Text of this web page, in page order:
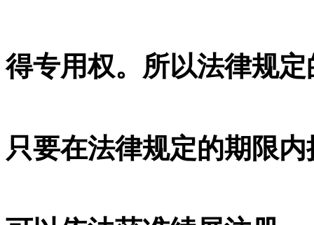
得专用权。所以法律规
只要在法律规定的期限